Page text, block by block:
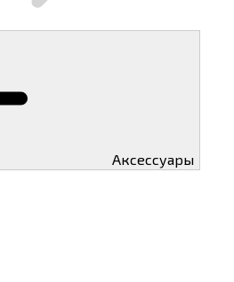
Аксессуары